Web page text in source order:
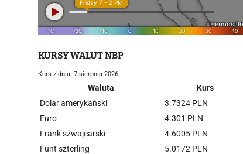
KURSY WALUT NBP
Kurs z dnia: 7 sierpnia 2026
Waluta
Kurs
Dolar amerykański
3.7324 PLN
Euro
4.301 PLN
Frank szwajcarski
4.6005 PLN
Funt szterling
5.0172 PLN